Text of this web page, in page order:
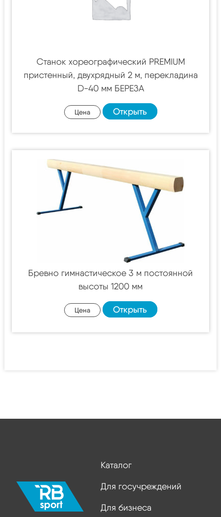
Станок хореографический PREMIUM
пристенный, двухрядный 2 м, перекладина
D-40 мм БЕРЕЗА
Цена Открыть
Бревно гимнастическое 3 м постоянной
высоты 1200 мм
Цена Открыть
Каталог
Для госучреждений
Для бизнеса